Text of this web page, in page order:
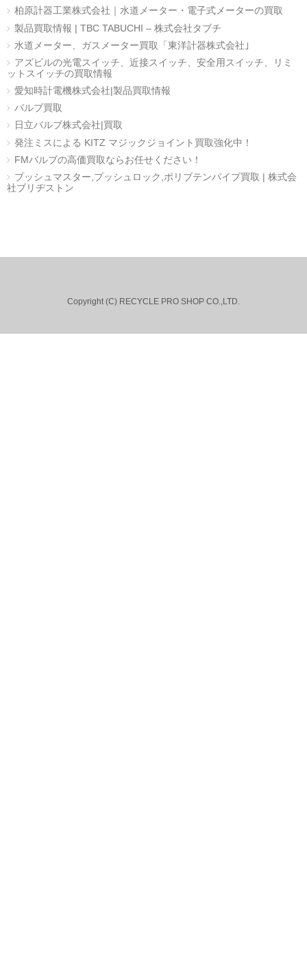
柏原計器工業株式会社｜水道メーター・電子式メーターの買取
製品買取情報 | TBC TABUCHI – 株式会社タブチ
水道メーター、ガスメーター買取「東洋計器株式会社｣
アズビルの光電スイッチ、近接スイッチ、安全用スイッチ、リミ
ットスイッチの買取情報
愛知時計電機株式会社|製品買取情報
バルブ買取
日立バルブ株式会社|買取
発注ミスによる KITZ マジックジョイント買取強化中！
FMバルブの高価買取ならお任せください！
プッシュマスター,プッシュロック,ポリブテンパイプ買取 | 株式会
社ブリヂストン
Copyright (C) RECYCLE PRO SHOP CO.,LTD.